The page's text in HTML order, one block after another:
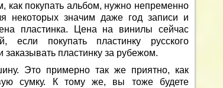
как покупать альбом, нужно непременно
некоторых значим даже год записи и
пластинка. Цена на винилы сейчас
если покупать пластинку русского
заказывать пластинку за рубежом.
Это примерно так же приятно, как
сумку. К тому же, вы тоже будете